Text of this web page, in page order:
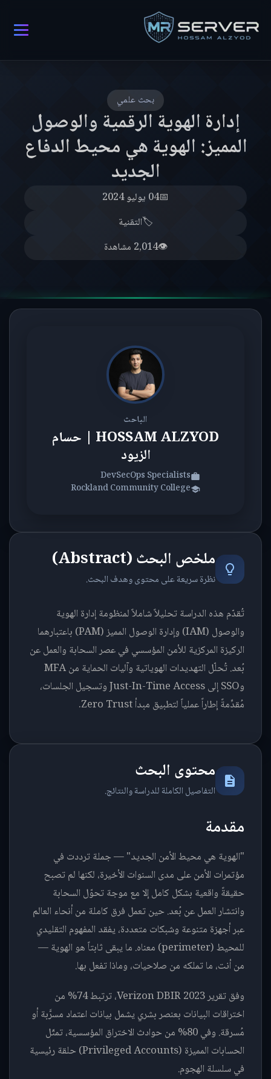
بحث علمي
إدارة الهوية الرقمية والوصول
المميز: الهوية هي محيط الدفاع
الجديد
📅04 يوليو 2024
🏷️التقنية
👁️2,014 مشاهدة
الباحث
HOSSAM ALZYOD | حسام
الزيود
DevSecOps Specialists
Rockland Community College
ملخص البحث (Abstract)
نظرة سريعة على محتوى وهدف البحث.
تُقدّم هذه الدراسة تحليلاً شاملاً لمنظومة إدارة الهوية
والوصول (IAM) وإدارة الوصول المميز (PAM) باعتبارهما
الركيزة المركزية للأمن المؤسسي في عصر السحابة والعمل عن
بُعد. تُحلّل التهديدات الهوياتية وآليات الحماية من MFA
وSSO إلى Just-In-Time Access وتسجيل الجلسات،
مُقدِّمةً إطاراً عملياً لتطبيق مبدأ Zero Trust.
محتوى البحث
التفاصيل الكاملة للدراسة والنتائج.
مقدمة
"الهوية هي محيط الأمن الجديد" — جملة ترددت في
مؤتمرات الأمن على مدى السنوات الأخيرة، لكنها لم تصبح
حقيقةً واقعية بشكل كامل إلا مع موجة تحوّل السحابة
وانتشار العمل عن بُعد. حين تعمل فرق كاملة من أنحاء العالم
عبر أجهزة متنوعة وشبكات متعددة، يفقد المفهوم التقليدي
للمحيط (perimeter) معناه. ما يبقى ثابتاً هو الهوية —
من أنت، ما تملكه من صلاحيات، وماذا تفعل بها.
وفق تقرير Verizon DBIR 2023، ترتبط 74% من
اختراقات البيانات بعنصر بشري يشمل بيانات اعتماد مسرَّبة أو
مُسرقة. وفي 80% من حوادث الاختراق المؤسسية، تمثّل
الحسابات المميزة (Privileged Accounts) حلقة رئيسية
في سلسلة الهجوم.